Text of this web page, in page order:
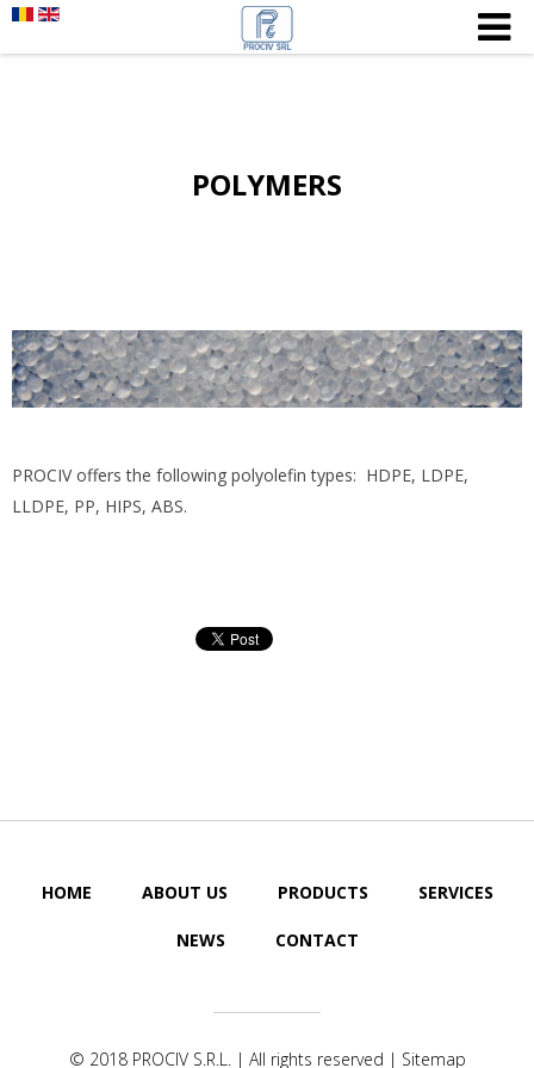
POLYMERS
PROCIV offers the following polyolefin types: HDPE, LDPE,
LLDPE, PP, HIPS, ABS.
HOME ABOUT US PRODUCTS SERVICES
NEWS CONTACT
© 2018 PROCIV S.R.L. | All rights reserved | Sitemap